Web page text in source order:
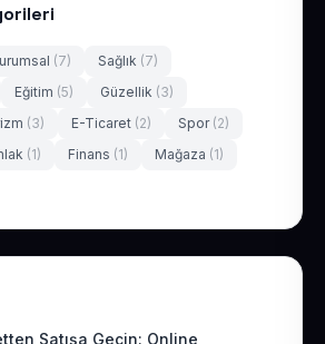
(7) Sağlık (7)
Eğitim (5) Güzellik (3)
(3) E-Ticaret (2) Spor (2)
(1) Finans (1) Mağaza (1)
Satışa Geçin: Online